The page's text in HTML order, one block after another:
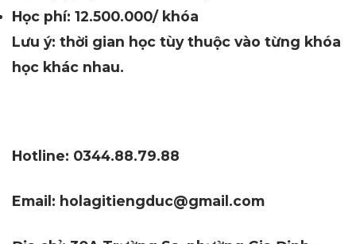
Học phí: 12.500.000/ khóa
Lưu ý: thời gian học tùy thuộc vào từng khóa
học khác nhau.
Hotline: 0344.88.79.88
Email: holagitiengduc@gmail.com